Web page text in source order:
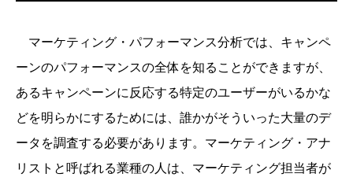
マーケティング・パフォーマンス分析では、キャンペ
ーンのパフォーマンスの全体を知ることができますが、
あるキャンペーンに反応する特定のユーザーがいるかな
どを明らかにするためには、誰かがそういった大量のデ
ータを調査する必要があります。マーケティング・アナ
リストと呼ばれる業種の人は、マーケティング担当者が